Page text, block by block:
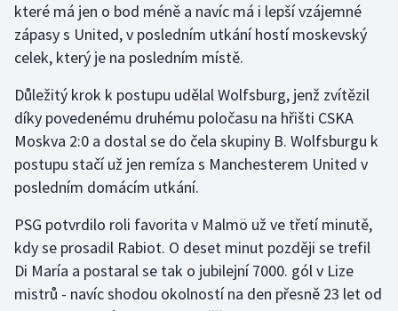
Motorsport
Olympijské hry
Parasport
Plavání
Plážový volejbal
Ragby
Rychlobruslení
které má jen o bod méně a navíc má i lepší vzájemné
zápasy s United, v posledním utkání hostí moskevský
celek, který je na posledním místě.
Důležitý krok k postupu udělal Wolfsburg, jenž zvítězil
díky povedenému druhému poločasu na hřišti CSKA
Moskva 2:0 a dostal se do čela skupiny B. Wolfsburgu k
postupu stačí už jen remíza s Manchesterem United v
posledním domácím utkání.
PSG potvrdilo roli favorita v Malmö už ve třetí minutě,
kdy se prosadil Rabiot. O deset minut později se trefil
Di María a postaral se tak o jubilejní 7000. gól v Lize
mistrů - navíc shodou okolností na den přesně 23 let od